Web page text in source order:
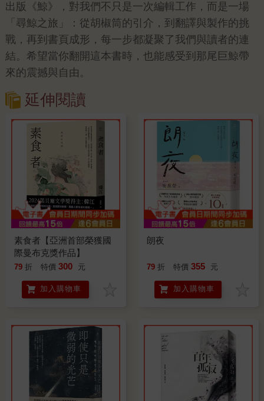
出版《鯨》，對我們不只是一次編輯工作，而是一場
「尋鯨之旅」：從胡椒筒的引介，到翻譯與製作的挑
戰，再到書頁成形，每一步都凝聚了我們與讀者的連
結。希望當你翻開這本書時，也能感受到那尾巨鯨帶
來的震撼與自由。
延伸閱讀
素食者【亞洲首部榮獲國
際曼布克獎作品】
79 折 特價 300 元
加入購物車
朗夜
79 折 特價 355 元
加入購物車